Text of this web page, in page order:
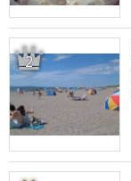
2